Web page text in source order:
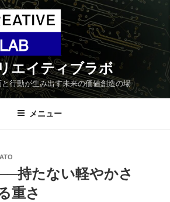
エイティブラボ
行動が生み出す未来の価値創造の場
メニュー
持たない軽やかさ
重さ